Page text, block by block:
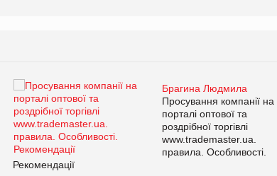
Брагина Людмила
Просування компанії на
порталі оптової та
роздрібної торгівлі
www.trademaster.ua.
правила. Особливості.
Рекомендації